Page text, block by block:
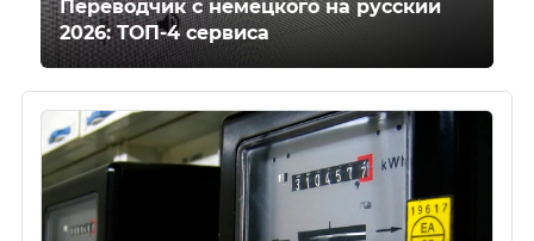
Переводчик с немецкого на русский
2026: ТОП-4 сервиса